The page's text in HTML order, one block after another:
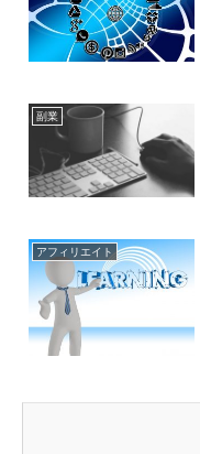
副業
アフィリエイト